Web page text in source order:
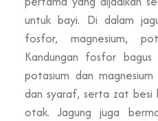
untuk bayi. Di dalam
fosfor, magnesium,
Kandungan fosfor
potasium dan
dan syaraf, serta zat besi
otak. Jagung juga